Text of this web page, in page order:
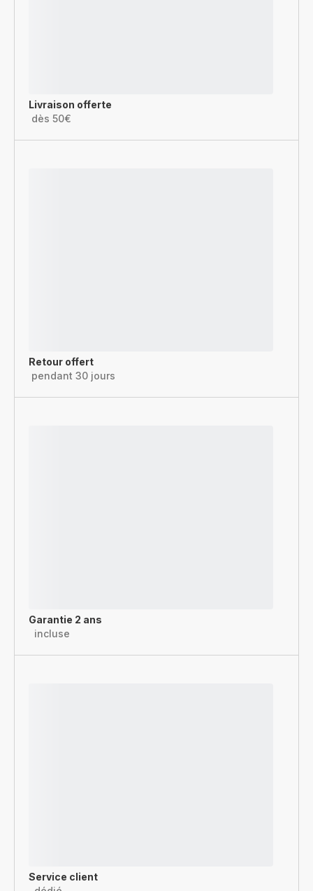
Livraison offerte
dès 50€
Retour offert
pendant 30 jours
Garantie 2 ans
incluse
Service client